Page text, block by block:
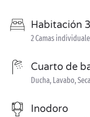
Habitación 3
2 Camas
Cuarto de
Ducha, Lavabo,
Inodoro